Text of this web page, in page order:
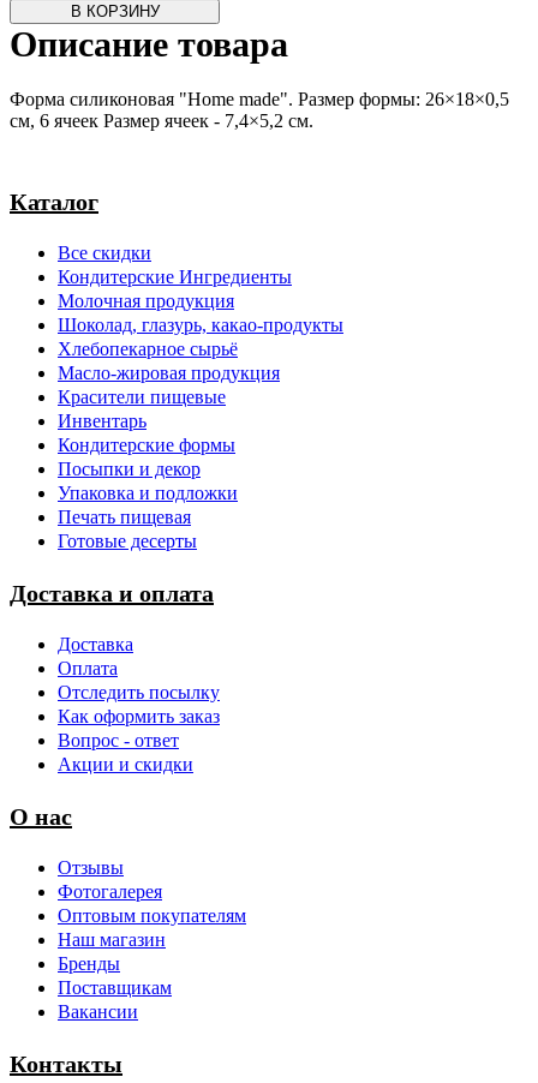
В КОРЗИНУ
Описание товара
Форма силиконовая "Home made". Размер формы: 26×18×0,5
см, 6 ячеек Размер ячеек - 7,4×5,2 см.
Каталог
Все скидки
Кондитерские Ингредиенты
Молочная продукция
Шоколад, глазурь, какао-продукты
Хлебопекарное сырьё
Масло-жировая продукция
Красители пищевые
Инвентарь
Кондитерские формы
Посыпки и декор
Упаковка и подложки
Печать пищевая
Готовые десерты
Доставка и оплата
Доставка
Оплата
Отследить посылку
Как оформить заказ
Вопрос - ответ
Акции и скидки
О нас
Отзывы
Фотогалерея
Оптовым покупателям
Наш магазин
Бренды
Поставщикам
Вакансии
Контакты